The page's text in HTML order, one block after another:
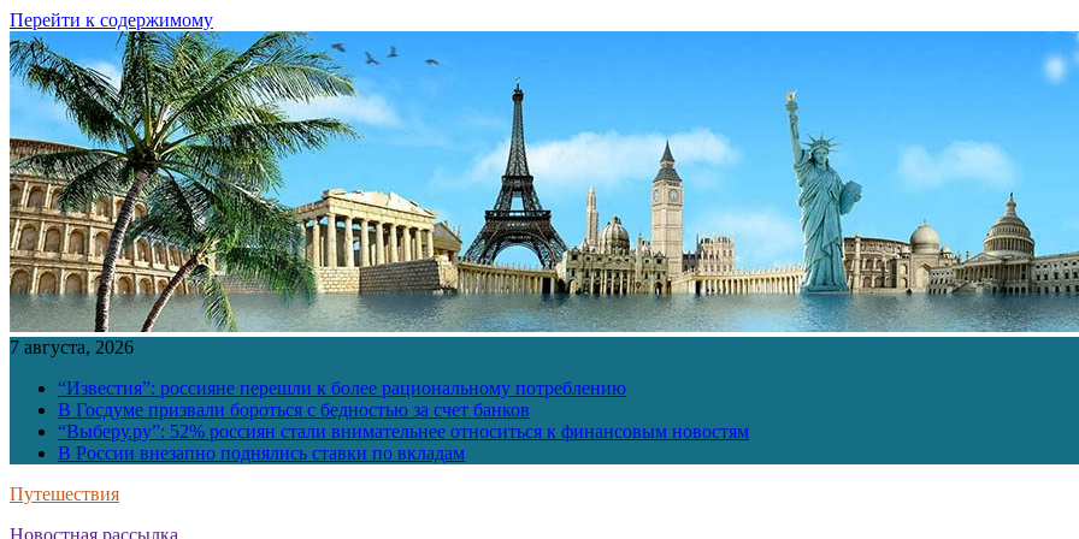
Перейти к содержимому
7 августа, 2026
“Известия”: россияне перешли к более рациональному потреблению
В Госдуме призвали бороться с бедностью за счет банков
“Выберу.ру”: 52% россиян стали внимательнее относиться к финансовым новостям
В России внезапно поднялись ставки по вкладам
Путешествия
Новостная рассылка